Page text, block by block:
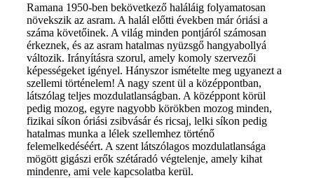
Ramana 1950-ben bekövetkező haláláig folyamatosan
növekszik az asram. A halál előtti években már óriási a
száma követőinek. A világ minden pontjáról számosan
érkeznek, és az asram hatalmas nyüzsgő hangyabollyá
változik. Irányításra szorul, amely komoly szervezői
képességeket igényel. Hányszor ismételte meg ugyanezt a
szellemi történelem! A nagy szent ül a középpontban,
látszólag teljes mozdulatlanságban. A középpont körül
pedig mozog, egyre nagyobb körökben mozog minden,
fizikai síkon óriási zsibvásár és ricsaj, lelki síkon pedig
hatalmas munka a lélek szellemhez történő
felemelkedéséért. A szent látszólagos mozdulatlansága
mögött gigászi erők szétáradó végtelenje, amely kihat
mindenre, ami vele kapcsolatba kerül.